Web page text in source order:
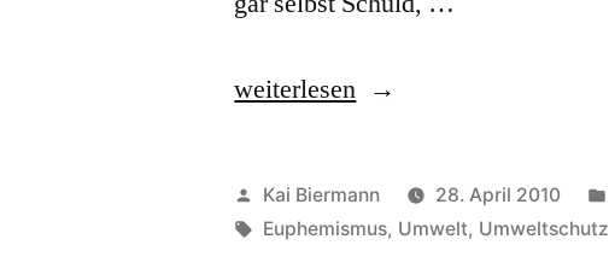
„aussterben“
weiterlesen
Veröffentlicht
von
Kai Biermann 28. April 2010
Schlagwörter:
Euphemismus, Umwelt, Umweltschutz